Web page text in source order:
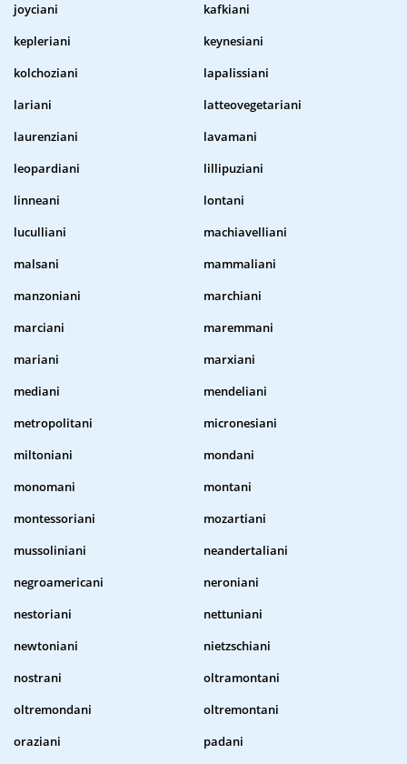
joyciani
kafkiani
kepleriani
keynesiani
kolchoziani
lapalissiani
lariani
latteovegetariani
laurenziani
lavamani
leopardiani
lillipuziani
linneani
lontani
luculliani
machiavelliani
malsani
mammaliani
manzoniani
marchiani
marciani
maremmani
mariani
marxiani
mediani
mendeliani
metropolitani
micronesiani
miltoniani
mondani
monomani
montani
montessoriani
mozartiani
mussoliniani
neandertaliani
negroamericani
neroniani
nestoriani
nettuniani
newtoniani
nietzschiani
nostrani
oltramontani
oltremondani
oltremontani
oraziani
padani